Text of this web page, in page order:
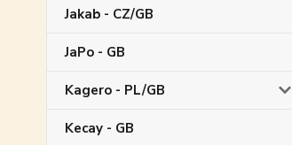
Jakab - CZ/GB
JaPo - GB
Kagero - PL/GB
Kecay - GB